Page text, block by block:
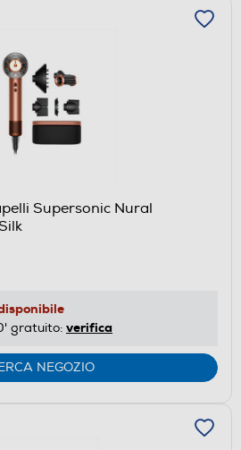
Supersonic Nural
gratuito: verifica
NEGOZIO